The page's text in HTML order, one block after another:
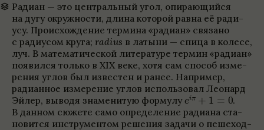
Радиан — это цен­траль­ный угол, опи­рающийся
на дугу окруж­но­сти, длина кото­рой равна её ради­
усу. Про­ис­хож­де­ние термина «радиан» свя­зано
с ради­у­сом круга; radius в латыни — спица в колесе,
луч. В матема­ти­че­ской лите­ра­туре термин «радиан»
появился только в XIX веке, хотя сам спо­соб изме­
ре­ния углов был изве­стен и ранее. Напри­мер,
ради­ан­ное изме­ре­ние углов исполь­зо­вал Лео­нард
Эйлер, выводя знаме­ни­тую формулу
.
В дан­ном сюжете само опре­де­ле­ние ради­ана ста­
но­вится инструмен­том реше­ния задачи о пеше­ход­